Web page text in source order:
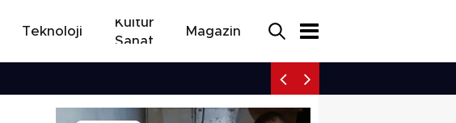
Teknoloji
Kültür
Sanat
Magazin